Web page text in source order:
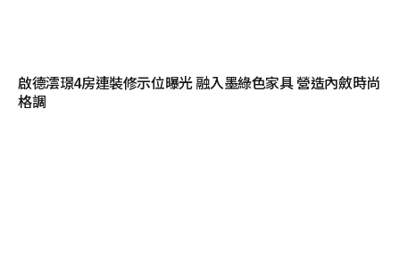
啟德澐璟4房連裝修示位曝光 融入墨綠色家具 營造內斂時尚
格調